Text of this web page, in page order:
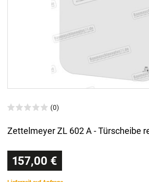
(0)
Zettelmeyer ZL 602 A - Türscheibe
157,00 €